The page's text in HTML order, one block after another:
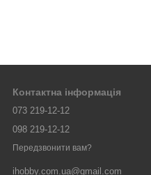
Контактна інформація
073 219-12-12
098 219-12-12
Передзвонити вам?
ihobby.com.ua@gmail.com